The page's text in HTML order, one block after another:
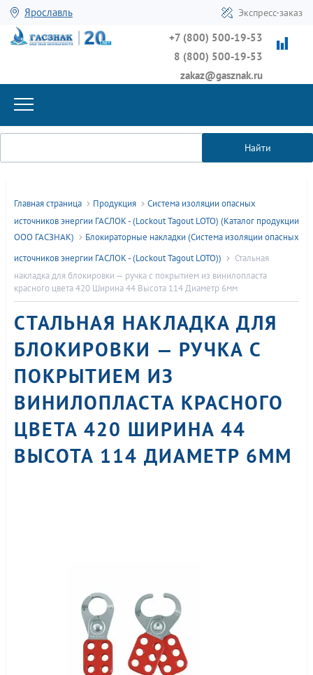
Ярославль Экспресс-заказ
+7 (800) 500-19-53
8 (800) 500-19-53
zakaz@gasznak.ru
Найти
Главная страница Продукция
Система изоляции опасных
источников энергии ГАСЛОК - (Lockout Tagout LOTO) (Каталог продукции
ООО ГАСЗНАК)
Блокираторные накладки (Система изоляции опасных
источников энергии ГАСЛОК - (Lockout Tagout LOTO))
Стальная
накладка для блокировки — ручка с покрытием из винилопласта
красного цвета 420 Ширина 44 Высота 114 Диаметр 6мм
СТАЛЬНАЯ НАКЛАДКА ДЛЯ
БЛОКИРОВКИ — РУЧКА С
ПОКРЫТИЕМ ИЗ
ВИНИЛОПЛАСТА КРАСНОГО
ЦВЕТА 420 ШИРИНА 44
ВЫСОТА 114 ДИАМЕТР 6ММ